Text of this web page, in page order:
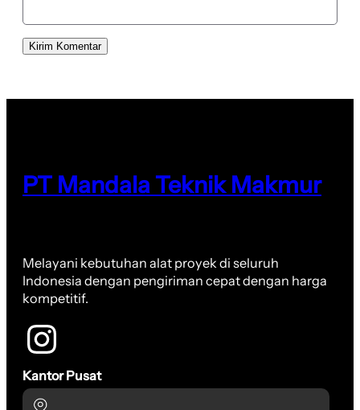
PT Mandala Teknik Makmur
Melayani kebutuhan alat proyek di seluruh
Indonesia dengan pengiriman cepat dengan harga
kompetitif.
Kantor Pusat